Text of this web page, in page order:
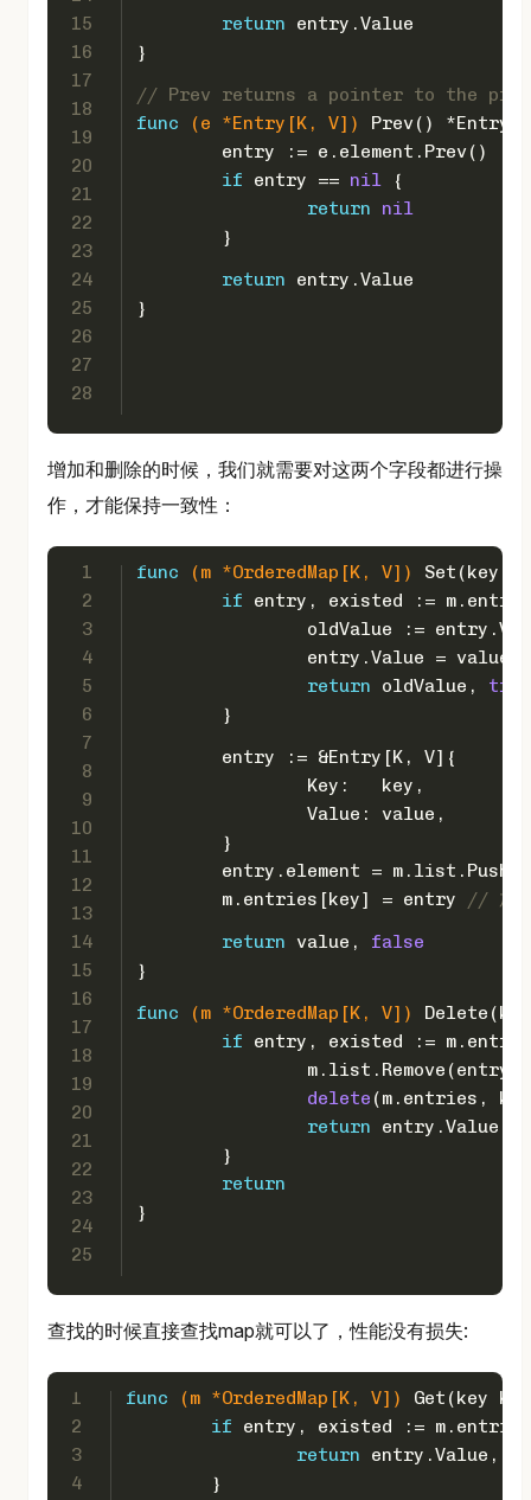
15
16
17
18
19
20
21
22
23
24
25
26
27
28
return entry.Value
}
// Prev returns a pointer to the
func
(e *Entry[K, V])
Prev()
	entry := e.element.Prev()
if entry == nil {
return
nil
	}
return entry.Value
}
增加和删除的时候，我们就需要对这两个字段都进行操
作，才能保持一致性：
1
2
3
4
5
6
7
8
9
10
11
12
13
14
15
16
17
18
19
20
21
22
23
24
25
func (m *OrderedMap[K, V])
Set(key
if entry, existed :=
oldValue :=
		entry.Value = value
return oldValue, true
	}
	entry := &Entry[K, V]{
		Key:   key,
		Value: value,
	}
entry.element =
	m.entries[key] = entry
// 加入
return value, false
}
func
(m *OrderedMap[K, V])
if entry, existed :=
delete (m.entries,
return entry.Value,
	}
return
}
查找的时候直接查找map就可以了，性能没有损失:
1
2
3
4
func (m *OrderedMap[K, V])
Get(key
if entry, existed :=
return entry.Value,
	}